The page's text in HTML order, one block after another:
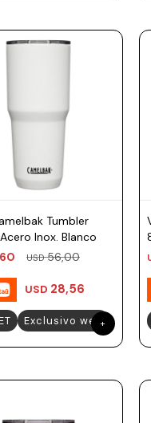
Tumbler
Inox. Blanco
USD 56,00
USD 28,56
Exclusivo web